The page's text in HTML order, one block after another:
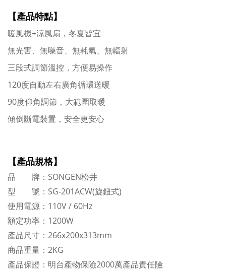
【產品特點】
暖風機+涼風扇，冬夏皆宜
無光害、無噪音、無耗氧、無輻射
三段式調節溫控，方便易操作
120度自動左右廣角循環送暖
90度仰角調節，大範圍取暖
傾倒斷電裝置，安全更安心
【產品規格】
品 牌：SONGEN松井
型 號：SG-201ACW(旋鈕式)
使用電源：110V / 60Hz
額定功率：1200W
產品尺寸：266x200x313mm
商品重量：2KG
產品保證：明台產物保險2000萬產品責任險